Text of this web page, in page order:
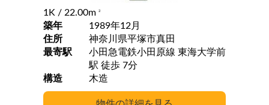
1K / 22.00m 2
築年
1989年12月
住所
神奈川県平塚市真田
最寄駅
小田急電鉄小田原線 東海大学前
駅 徒歩 7分
構造
木造